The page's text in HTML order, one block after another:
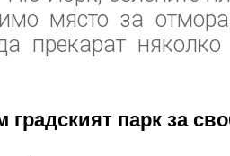
място за
прекарат
парк за